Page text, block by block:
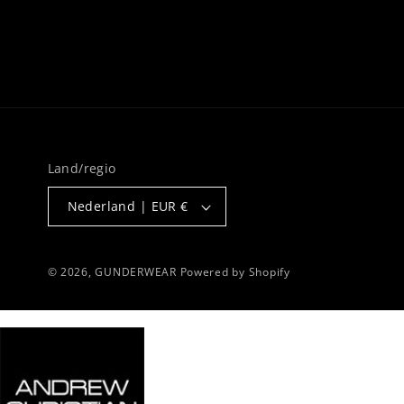
Land/regio
Nederland | EUR €
© 2026,GUNDERWEAR Powered by Shopify